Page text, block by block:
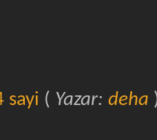
sayi ( Yazar: deha